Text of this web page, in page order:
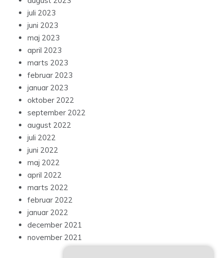
juli 2023
juni 2023
maj 2023
april 2023
marts 2023
februar 2023
januar 2023
oktober 2022
september 2022
august 2022
juli 2022
juni 2022
maj 2022
april 2022
marts 2022
februar 2022
januar 2022
december 2021
november 2021